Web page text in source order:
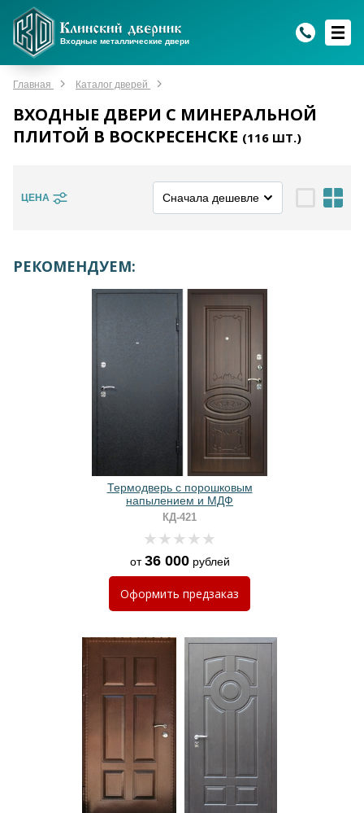
Входные металлические двери
Главная Каталог дверей
ВХОДНЫЕ ДВЕРИ С МИНЕРАЛЬНОЙ
ПЛИТОЙ В ВОСКРЕСЕНСКЕ (116 ШТ.)
ЦЕНА
РЕКОМЕНДУЕМ:
Термодверь с порошковым
напылением и МДФ
КД-421
от36 000рублей
Оформить предзаказ
Max
Мы онлайн!
WhatsApp
Мы онлайн!
Telegram
Мы онлайн!
Max
Мы онлайн!
WhatsApp
Мы онлайн!